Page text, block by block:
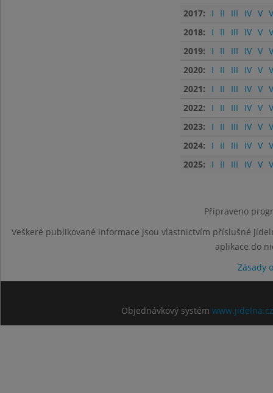
2017:
I II III IV V
2018:
I II III IV V
2019:
I II III IV V
2020:
I II III IV V
2021:
I II III IV V
2022:
I II III IV V
2023:
I II III IV V
2024:
I II III IV V
2025:
I II III IV V
Připraveno
Veškeré publikované informace jsou vlastnictvím příslušné
aplikace do
Zásady
Objednávkový systém www.jidelna.cz